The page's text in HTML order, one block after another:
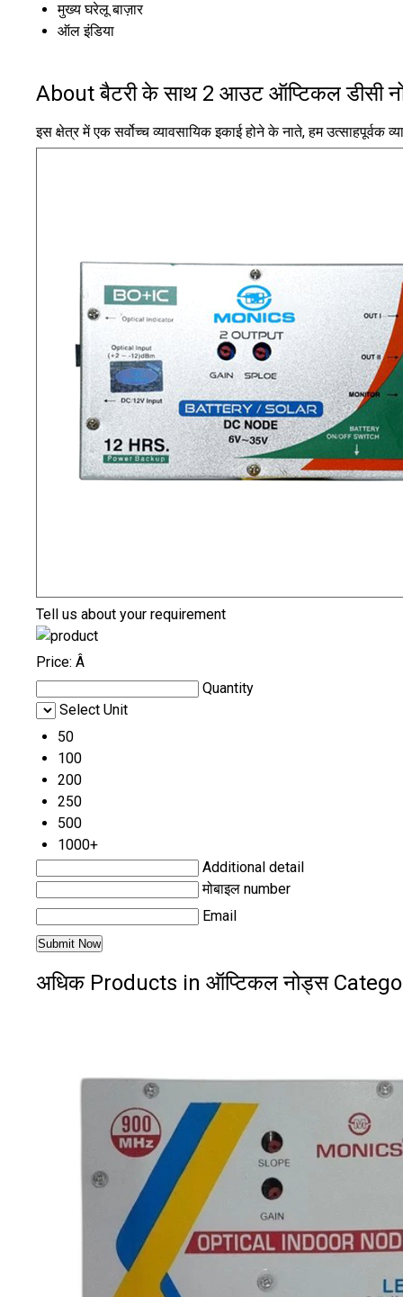
मुख्य घरेलू बाज़ार
ऑल इंडिया
About बैटरी के साथ 2 आउट ऑप्टिकल डीसी
इस क्षेत्र में एक सर्वोच्च व्यावसायिक इकाई होने के नाते, हम
Tell us about your requirement
Price: Â
Quantity
Select Unit
50
100
200
250
500
1000+
Additional detail
मोबाइल number
Email
अधिक Products in ऑप्टिकल नोड्स